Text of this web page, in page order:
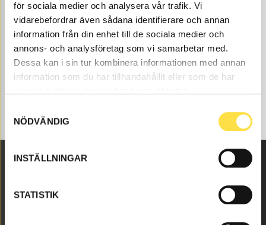
för sociala medier och analysera vår trafik. Vi
vidarebefordrar även sådana identifierare och annan
information från din enhet till de sociala medier och
annons- och analysföretag som vi samarbetar med.
Dessa kan i sin tur kombinera informationen med annan
information som du har tillhandahållit eller som de har
NÖDVÄNDIG
INSTÄLLNINGAR
STATISTIK
charger calix 24v/5a (GL2405, GL2405, 1754050), to
fits Volvo dumpers BM 861 6X6.